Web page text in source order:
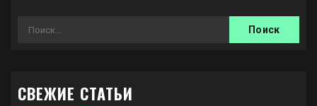
Найти:
СВЕЖИЕ СТАТЬИ